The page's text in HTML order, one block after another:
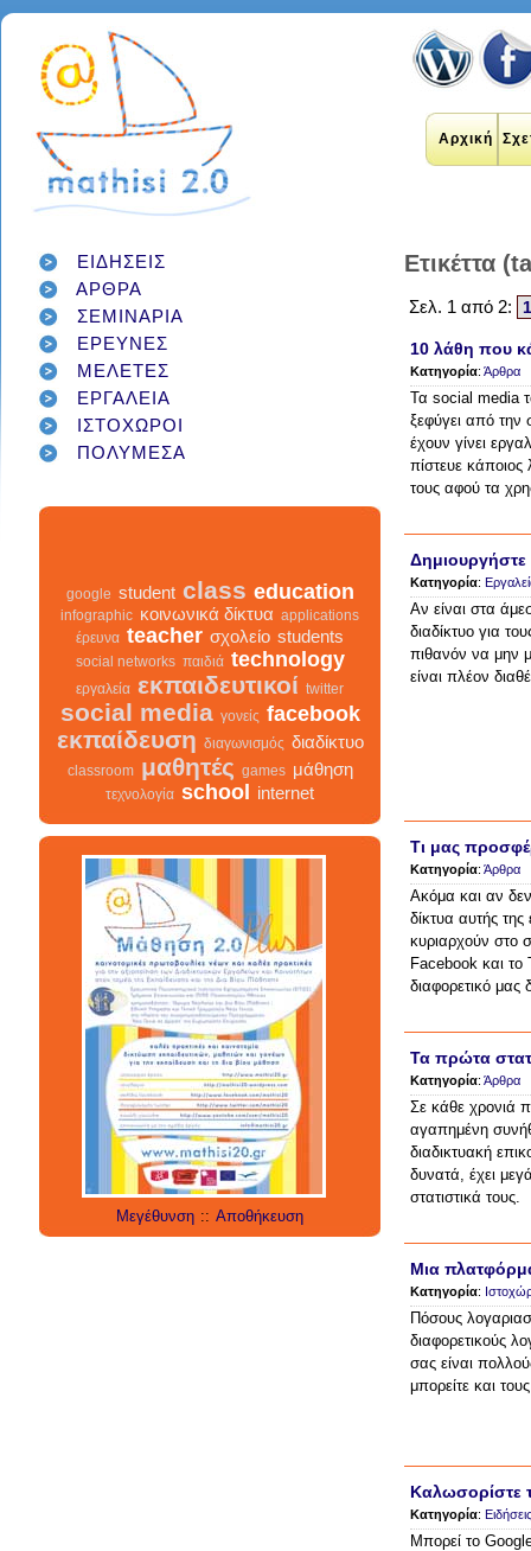
Αρχική
ΕΙΔΗΣΕΙΣ
ΑΡΘΡΑ
ΣΕΜΙΝΑΡΙΑ
ΕΡΕΥΝΕΣ
ΜΕΛΕΤΕΣ
ΕΡΓΑΛΕΙΑ
ΙΣΤΟΧΩΡΟΙ
ΠΟΛΥΜΕΣΑ
internet εκπαιδευτικοί
εκπαίδευση
διαδίκτυο μάθηση
σχολείο παιδιά
teacher
class
κοινωνικά δίκτυα
social media
google student class education
infographic κοινωνικά δίκτυα
applications
έρευνα teacher σχολείο students
social networks παιδιά technology
εργαλεία εκπαιδευτικοί twitter
social media facebook
εκπαίδευση διαγωνισμός διαδίκτυο
classroom μαθητές games μάθηση
σχολείο infographic class
facebook teacher διαδίκτυο
κοινωνικά δίκτυα γονείς μαθητές
εκπαίδευση students
εκπαιδευτικοί classroom
τεχνολογία student παιδιά games
education μάθηση social networks
social media έρευνα technology
twitter εργαλεία internet applications
Μεγέθυνση :: Αποθήκευση
Ετικέττα
Σελ. 1 από 2:
10 λάθη που
Κατηγορία: Άρθρα
Τα social media
ξεφύγει από την
έχουν γίνει
πίστευε κάποιος
τους αφού τα
Δημιουργήστε
Κατηγορία:
Αν είναι στα
διαδίκτυο για
πιθανόν να μην
είναι πλέον
Τι μας
Κατηγορία: Άρθρα
Ακόμα και αν
δίκτυα αυτής
κυριαρχούν στο
Facebook και το
διαφορετικό μας
Τα πρώτα
Κατηγορία: Άρθρα
Σε κάθε χρονιά
αγαπημένη
διαδικτυακή
δυνατά, έχει
στατιστικά τους.
Μια
Κατηγορία:
Πόσους
διαφορετικούς
σας είναι
μπορείτε και
Καλωσορίστε
Κατηγορία: Ειδήσεις
Μπορεί το